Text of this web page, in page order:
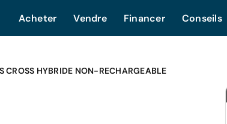
Acheter Vendre Financer Conseils
CROSS HYBRIDE NON-RECHARGEABLE